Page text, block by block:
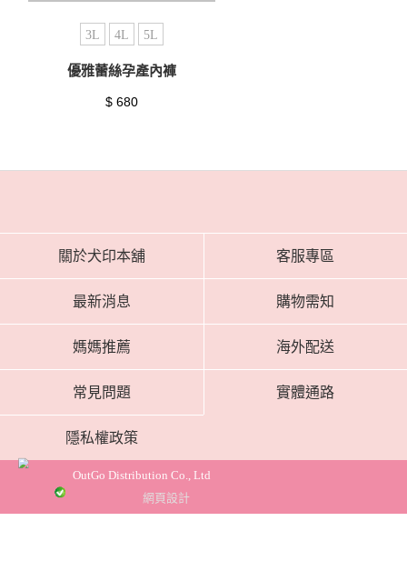
3L 4L 5L
優雅蕾絲孕產內褲
$ 680
關於犬印本舖 客服專區
最新消息 購物需知
媽媽推薦 海外配送
常見問題 實體通路
隱私權政策
OutGo Distribution Co., Ltd
網頁設計